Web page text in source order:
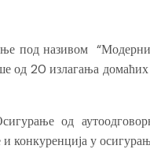
под називом “Модерни
од 20 излагања
од
конкуренција у